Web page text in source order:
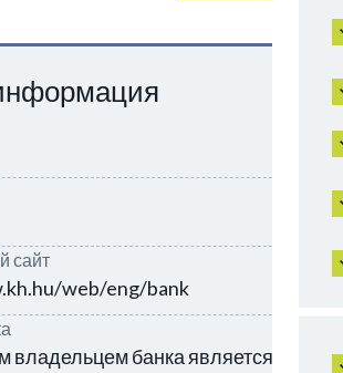
сайт
web/eng/bank
банка является